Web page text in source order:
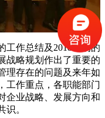
作总结及2018年的的
战略规划作出了重要的
理存在的问题及来年如
工作重点，各职能部门
企业战略、发展方向和
识。